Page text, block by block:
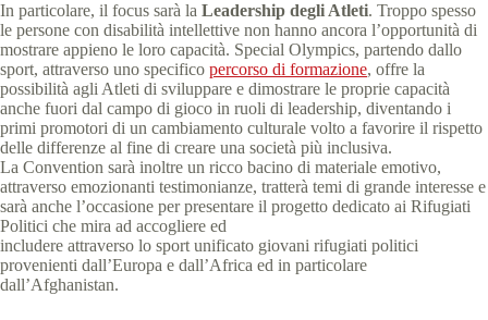
In particolare, il focus sarà la Leadership degli Atleti. Troppo spesso
le persone con disabilità intellettive non hanno ancora l’opportunità di
mostrare appieno le loro capacità. Special Olympics, partendo dallo
sport, attraverso uno specifico percorso di formazione, offre la
possibilità agli Atleti di sviluppare e dimostrare le proprie capacità
anche fuori dal campo di gioco in ruoli di leadership, diventando i
primi promotori di un cambiamento culturale volto a favorire il rispetto
delle differenze al fine di creare una società più inclusiva.
La Convention sarà inoltre un ricco bacino di materiale emotivo,
attraverso emozionanti testimonianze, tratterà temi di grande interesse e
sarà anche l’occasione per presentare il progetto dedicato ai Rifugiati
Politici che mira ad accogliere ed
includere attraverso lo sport unificato giovani rifugiati politici
provenienti dall’Europa e dall’Africa ed in particolare
dall’Afghanistan.